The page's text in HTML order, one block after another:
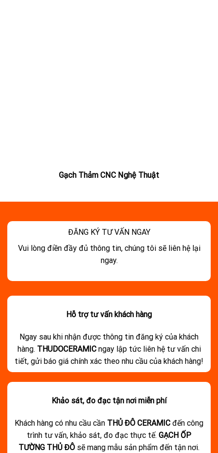
Gạch Thảm CNC Nghệ Thuật
ĐĂNG KÝ TƯ VẤN NGAY
Vui lòng điền đầy đủ thông tin, chúng tôi sẽ liên hệ lại
ngay.
Hỗ trợ tư vấn khách hàng
Ngay sau khi nhận được thông tin đăng ký của khách
hàng. THUDOCERAMIC ngay lập tức liên hệ tư vấn chi
tiết, gửi báo giá chính xác theo nhu cầu của khách hàng!
Khảo sát, đo đạc tận nơi miễn phí
Khách hàng có nhu cầu cần THỦ ĐÔ CERAMIC đến công
trình tư vấn, khảo sát, đo đạc thực tế. GẠCH ỐP
TƯỜNG THỦ ĐÔ sẽ mang mẫu sản phẩm đến tận nơi.